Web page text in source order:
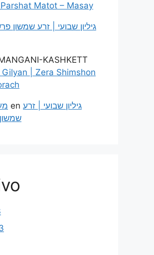
Matot – Masay
גיליון שבועי | זרע שמשון
KASHKETT
Gilyan | Zera Shimshon
en גיליון שבועי | זרע